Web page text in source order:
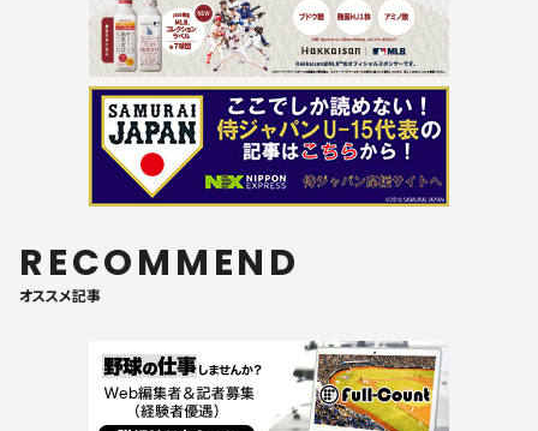
RECOMMEND
オススメ記事